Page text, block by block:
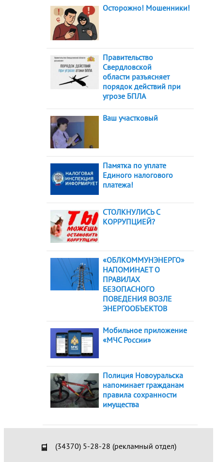
Осторожно! Мошенники!
Правительство
Свердловской
области разъясняет
порядок действий при
угрозе БПЛА
Ваш участковый
Памятка по уплате
Единого налогового
платежа!
СТОЛКНУЛИСЬ С
КОРРУПЦИЕЙ?
«ОБЛКОММУНЭНЕРГО»
НАПОМИНАЕТ О
ПРАВИЛАХ
БЕЗОПАСНОГО
ПОВЕДЕНИЯ ВОЗЛЕ
ЭНЕРГООБЪЕКТОВ
Мобильное приложение
«МЧС России»
Полиция Новоуральска
напоминает гражданам
правила сохранности
имущества
(34370) 5-28-28 (рекламный отдел)